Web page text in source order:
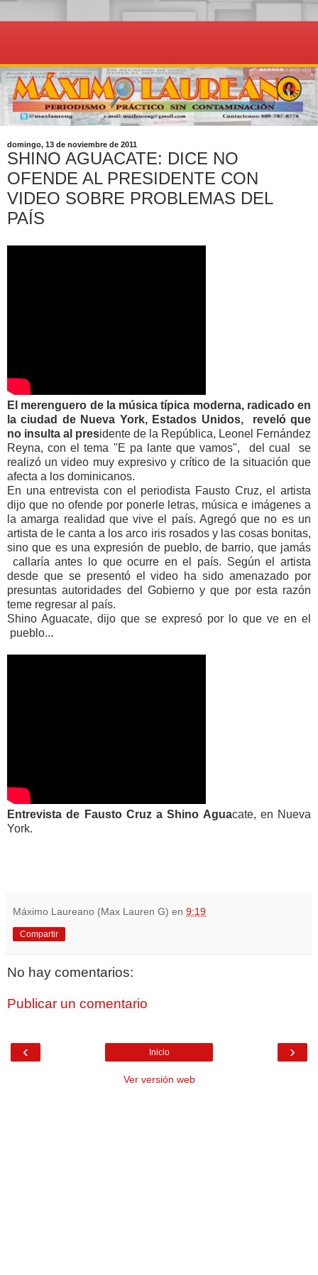
domingo, 13 de noviembre de 2011
SHINO AGUACATE: DICE NO
OFENDE AL PRESIDENTE CON
VIDEO SOBRE PROBLEMAS DEL
PAÍS
El merenguero de la música típica moderna, radicado en
la ciudad de Nueva York, Estados Unidos, reveló que
no insulta al presidente de la República, Leonel Fernández
Reyna, con el tema "E pa lante que vamos", del cual se
realizó un video muy expresivo y crítico de la situación que
afecta a los dominicanos.
En una entrevista con el periodista Fausto Cruz, el artista
dijo que no ofende por ponerle letras, música e imágenes a
la amarga realidad que vive el país. Agregó que no es un
artista de le canta a los arco iris rosados y las cosas bonitas,
sino que es una expresión de pueblo, de barrio, que jamás
callaría antes lo que ocurre en el país. Según el artista
desde que se presentó el video ha sido amenazado por
presuntas autoridades del Gobierno y que por esta razón
teme regresar al país.
Shino Aguacate, dijo que se expresó por lo que ve en el
pueblo...
Entrevista de Fausto Cruz a Shino Aguacate, en Nueva
York.
Máximo Laureano (Max Lauren G) en 9:19
Compartir
No hay comentarios:
Publicar un comentario
‹ ›
Inicio
Ver versión web